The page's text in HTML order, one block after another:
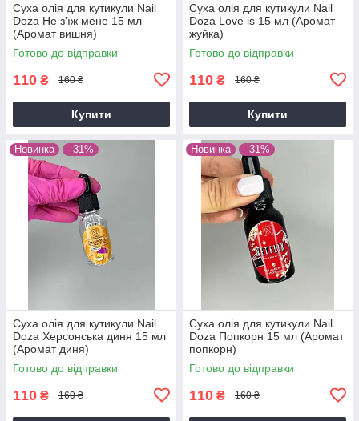
Суха олія для кутикули Nail
Doza Не з'їж мене 15 мл
(Аромат вишня)
Готово до відправки
110 ₴ 160 ₴
Купити
Суха олія для кутикули Nail
Doza Love is 15 мл (Аромат
жуйка)
Готово до відправки
110 ₴ 160 ₴
Купити
Новинка –31%
Суха олія для кутикули Nail
Doza Херсонська диня 15 мл
(Аромат диня)
Готово до відправки
110 ₴ 160 ₴
Новинка –31%
Суха олія для кутикули Nail
Doza Попкорн 15 мл (Аромат
попкорн)
Готово до відправки
110 ₴ 160 ₴